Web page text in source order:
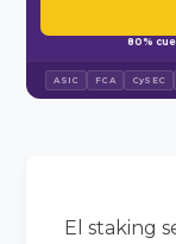
80%
ASIC FCA CySEC
El staking